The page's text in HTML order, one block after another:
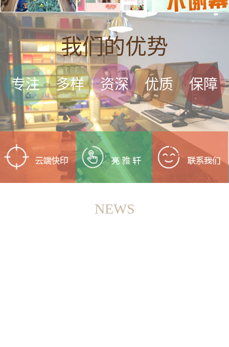
我们的优势
专注 多样 资深 优质 保障
NEWS